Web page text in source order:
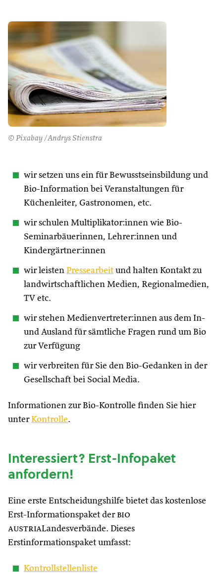
© Pixabay /Andrys Stienstra
wir setzen uns ein für Bewusstseinsbildung und
Bio-Information bei Veranstaltungen für
Küchenleiter, Gastronomen, etc.
wir schulen Multiplikator:innen wie Bio-
Seminarbäuerinnen, Lehrer:innen und
Kindergärtner:innen
wir leisten Pressearbeit und halten Kontakt zu
landwirtschaftlichen Medien, Regionalmedien,
TV etc.
wir stehen Medienvertreter:innen aus dem In-
und Ausland für sämtliche Fragen rund um Bio
zur Verfügung
wir verbreiten für Sie den Bio-Gedanken in der
Gesellschaft bei Social Media.
Informationen zur Bio-Kontrolle finden Sie hier
unterKontrolle.
Interessiert? Erst-Infopaket
anfordern!
Eine erste Entscheidungshilfe bietet das kostenlose
Erst-Informationspaket der bio
austriaLandesverbände. Dieses
Erstinformationspaket umfasst:
Kontrollstellenliste